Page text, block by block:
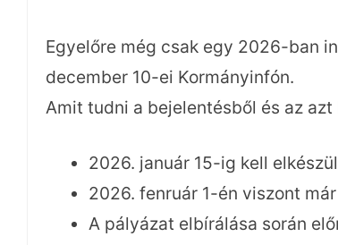
Egyelőre még csak egy 2026-ban
december 10-ei Kormányinfón.
Amit tudni a bejelentésből és az
2026. január 15-ig kell
2026. fenruár 1-én viszont
A pályázat elbírálása során